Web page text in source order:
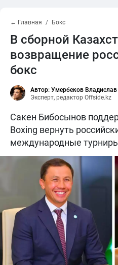
← Главная Бокс
В сборной
возвращение
бокс
Автор: Умербеков Владислав
Эксперт, редактор Offside.kz
Сакен Бибосынов
Boxing вернуть
международные